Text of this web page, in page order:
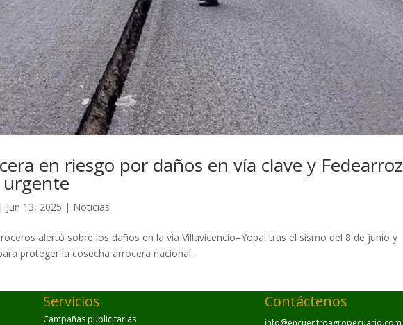
en riesgo por daños en vía clave y Fedearroz
| Jun 13, 2025 | Noticias
alertó sobre los daños en la vía Villavicencio–Yopal tras el sismo del 8 de junio y
proteger la cosecha arrocera nacional.
Servicios
Campañas publicitarias
Contáctenos
info@encuentroagropecuario.com